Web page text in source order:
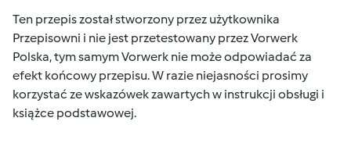
Ten przepis został stworzony przez użytkownika
Przepisowni i nie jest przetestowany przez Vorwerk
Polska, tym samym Vorwerk nie może odpowiadać za
efekt końcowy przepisu. W razie niejasności prosimy
korzystać ze wskazówek zawartych w instrukcji obsługi i
książce podstawowej.